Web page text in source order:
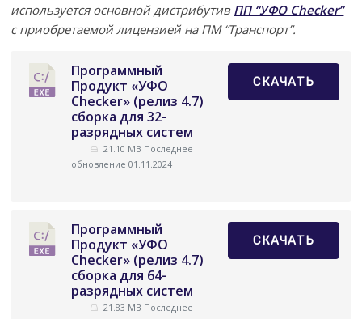
используется основной дистрибутив ПП “УФО Checker”
с приобретаемой лицензией на ПМ “Транспорт”.
Программный
Продукт «УФО
Checker» (релиз 4.7)
сборка для 32-
разрядных систем
21.10 MB Последнее
обновление 01.11.2024
СКАЧАТЬ
Программный
Продукт «УФО
Checker» (релиз 4.7)
сборка для 64-
разрядных систем
21.83 MB Последнее
СКАЧАТЬ